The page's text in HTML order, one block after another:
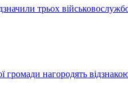
трьох
громади нагородять